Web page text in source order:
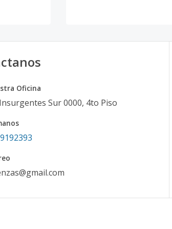
Oficina
Sur 0000, 4to Piso